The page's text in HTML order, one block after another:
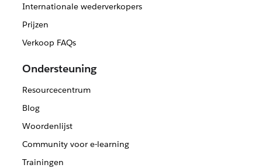
Internationale wederverkopers
Prijzen
Verkoop FAQs
Ondersteuning
Resourcecentrum
Blog
Woordenlijst
Community voor e-learning
Trainingen